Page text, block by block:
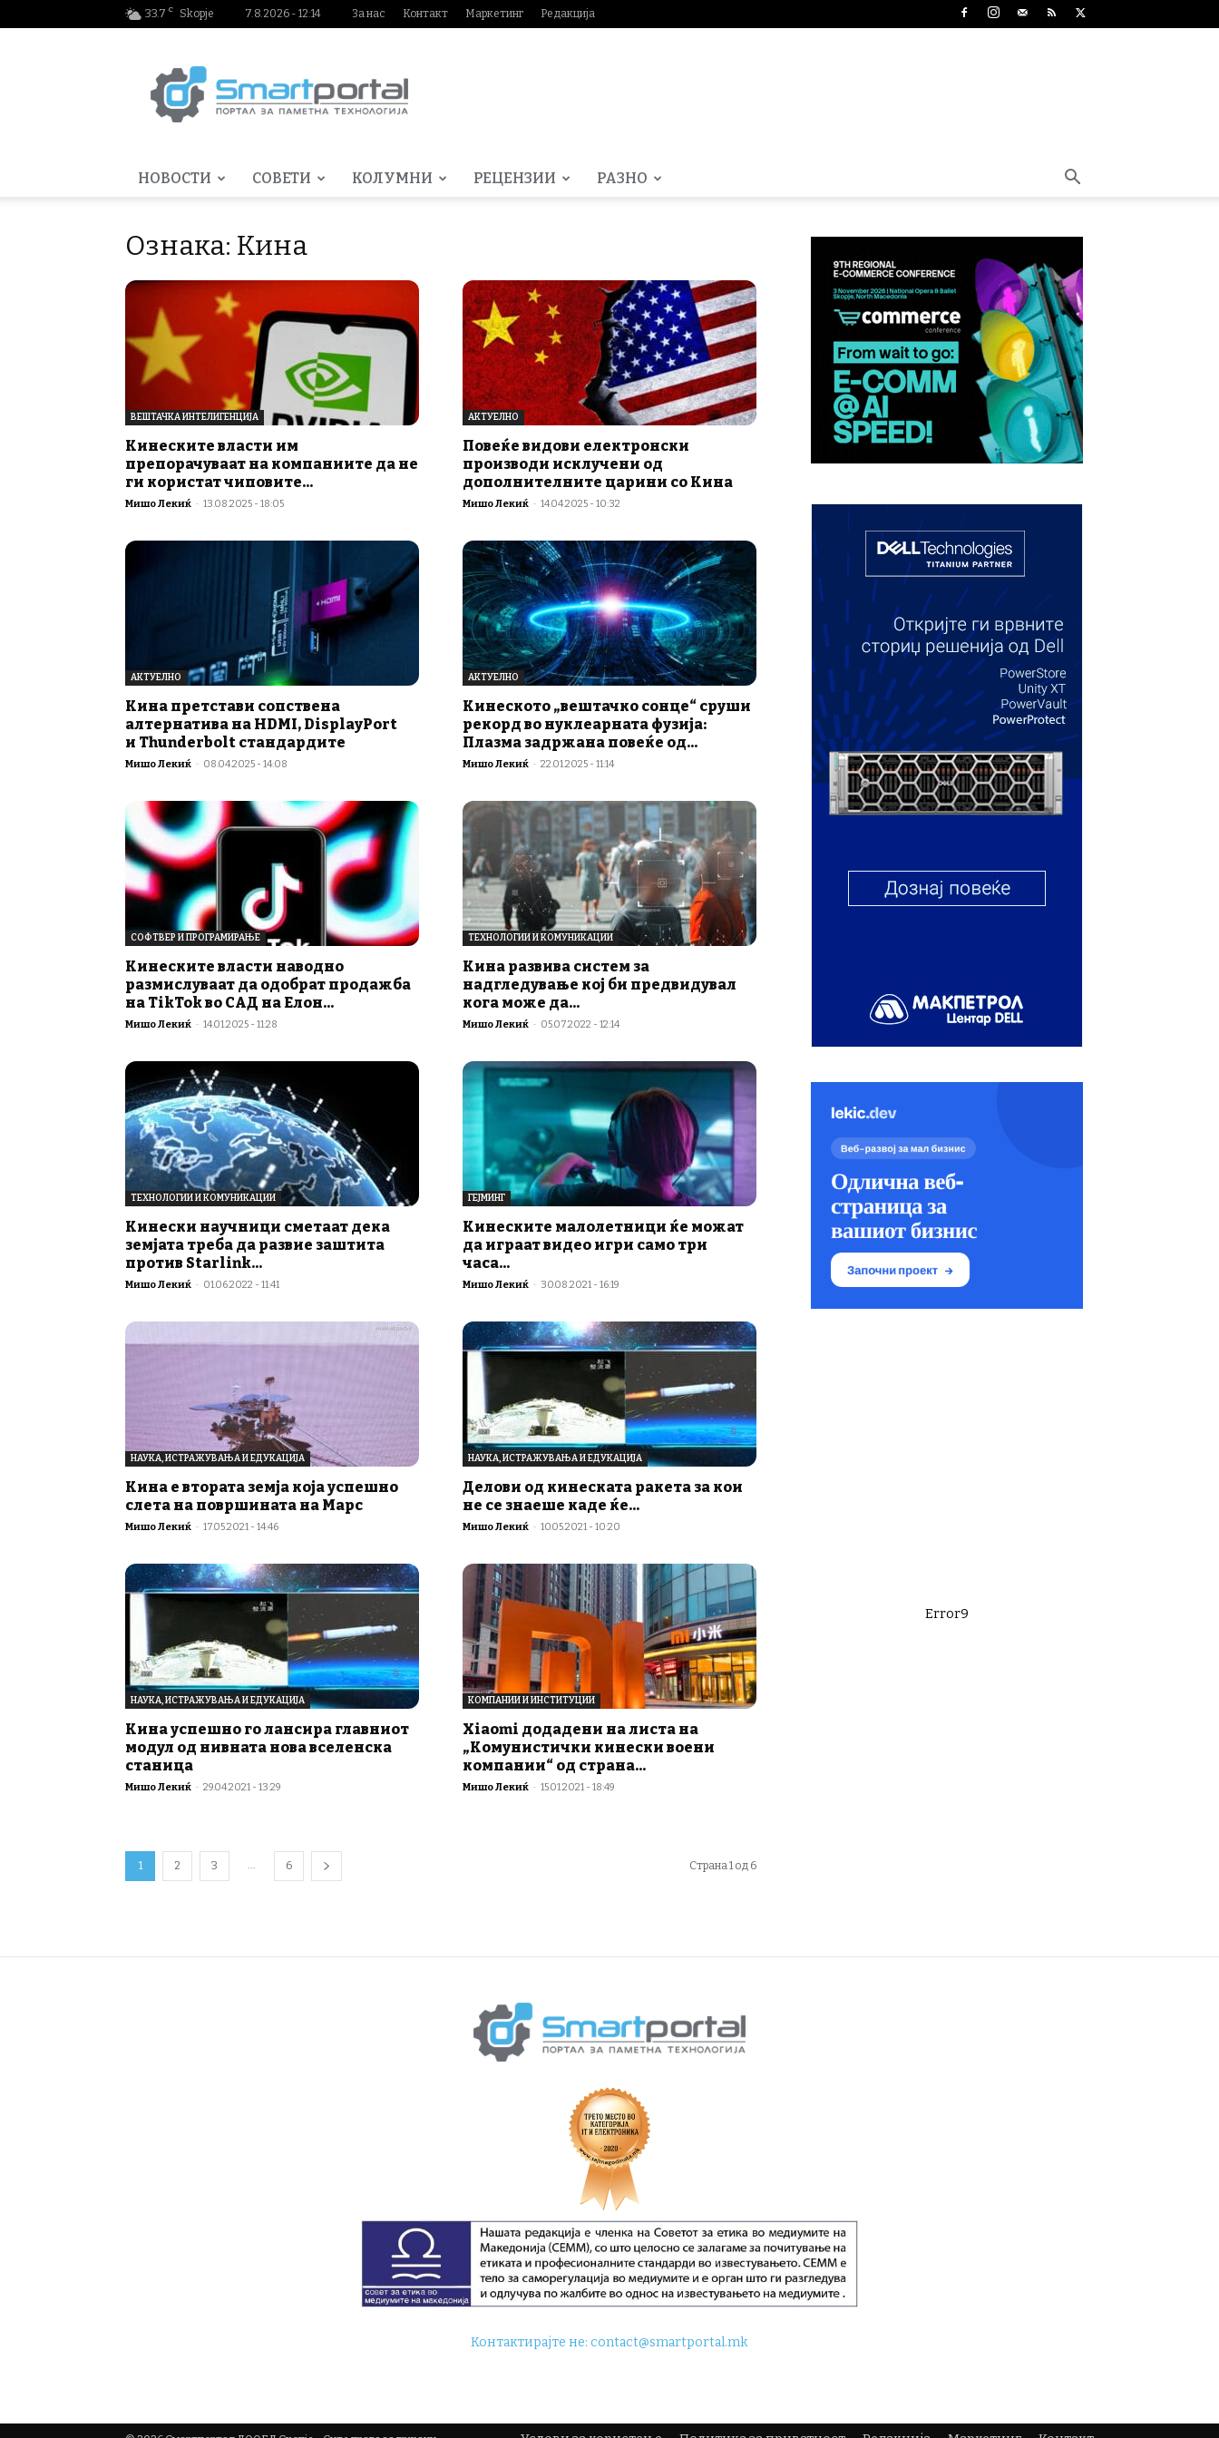
33.7 C Skopje 7.8.2026 - 12:14 За нас Контакт Маркетинг Редакција
НОВОСТИ СОВЕТИ КОЛУМНИ РЕЦЕНЗИИ РАЗНО
Ознака: Кина
ВЕШТАЧКА ИНТЕЛИГЕНЦИЈА
Кинеските власти им
препорачуваат на компаниите да не
ги користат чиповите...
Мишо Лекиќ - 13.08.2025 - 18:05
АКТУЕЛНО
Повеќе видови електронски
производи исклучени од
дополнителните царини со Кина
Мишо Лекиќ - 14.04.2025 - 10:32
АКТУЕЛНО
Кина претстави сопствена
алтернатива на HDMI, DisplayPort
и Thunderbolt стандардите
Мишо Лекиќ - 08.04.2025 - 14:08
АКТУЕЛНО
Кинеското „вештачко сонце“ сруши
рекорд во нуклеарната фузија:
Плазма задржана повеќе од...
Мишо Лекиќ - 22.01.2025 - 11:14
СОФТВЕР И ПРОГРАМИРАЊЕ
Кинеските власти наводно
размислуваат да одобрат продажба
на TikTok во САД на Елон...
Мишо Лекиќ - 14.01.2025 - 11:28
ТЕХНОЛОГИИ И КОМУНИКАЦИИ
Кина развива систем за
надгледување кој би предвидувал
кога може да...
Мишо Лекиќ - 05.07.2022 - 12:14
ТЕХНОЛОГИИ И КОМУНИКАЦИИ
Кинески научници сметаат дека
земјата треба да развие заштита
против Starlink...
Мишо Лекиќ - 01.06.2022 - 11:41
ГЕЈМИНГ
Кинеските малолетници ќе можат
да играат видео игри само три
часа...
Мишо Лекиќ - 30.08.2021 - 16:19
НАУКА, ИСТРАЖУВАЊА И ЕДУКАЦИЈА
Кина е втората земја која успешно
слета на површината на Марс
Мишо Лекиќ - 17.05.2021 - 14:46
НАУКА, ИСТРАЖУВАЊА И ЕДУКАЦИЈА
Делови од кинеската ракета за кои
не се знаеше каде ќе...
Мишо Лекиќ - 10.05.2021 - 10:20
НАУКА, ИСТРАЖУВАЊА И ЕДУКАЦИЈА
Кина успешно го лансира главниот
модул од нивната нова вселенска
станица
Мишо Лекиќ - 29.04.2021 - 13:29
КОМПАНИИ И ИНСТИТУЦИИ
Xiaomi додадени на листа на
„Комунистички кинески воени
компании“ од страна...
Мишо Лекиќ - 15.01.2021 - 18:49
1 2 3 ... 6 Страна 1 од 6
Error9
Контактирајте не:contact@smartportal.mk